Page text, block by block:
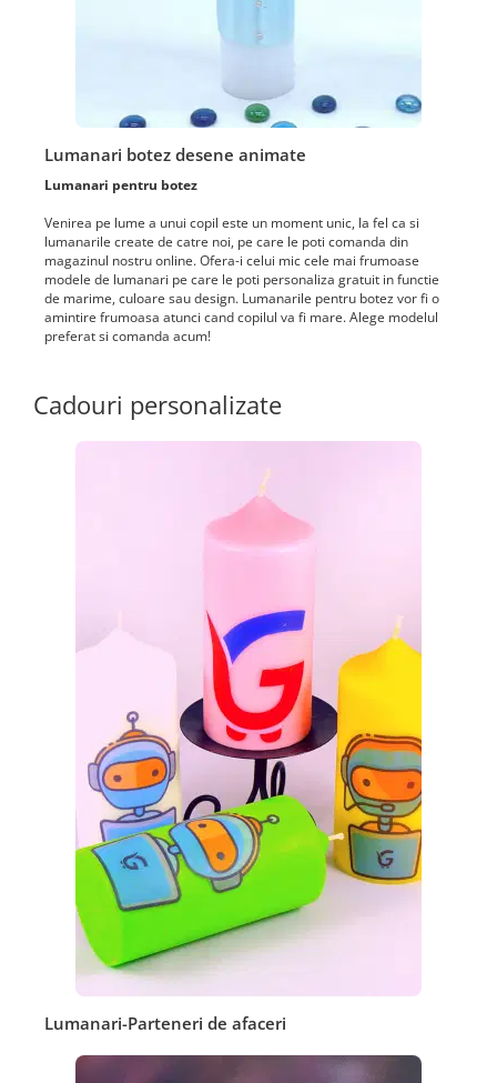
Lumanari botez desene animate
Lumanari pentru botez
Venirea pe lume a unui copil este un moment unic, la fel ca si
lumanarile create de catre noi, pe care le poti comanda din
magazinul nostru online. Ofera-i celui mic cele mai frumoase
modele de lumanari pe care le poti personaliza gratuit in functie
de marime, culoare sau design. Lumanarile pentru botez vor fi o
amintire frumoasa atunci cand copilul va fi mare. Alege modelul
preferat si comanda acum!
Cadouri personalizate
Lumanari-Parteneri de afaceri